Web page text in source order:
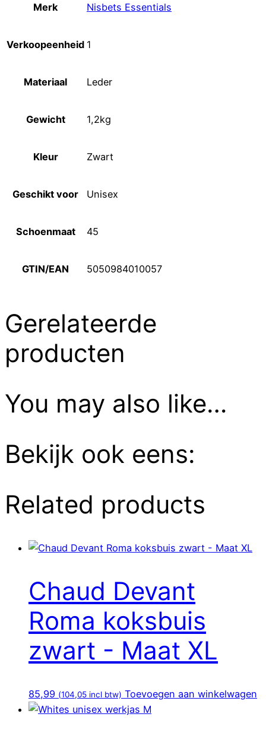
Merk Nisbets Essentials
Verkoopeenheid 1
Materiaal Leder
Gewicht 1,2kg
Kleur Zwart
Geschikt voor Unisex
Schoenmaat 45
GTIN/EAN 5050984010057
Gerelateerde
producten
You may also like…
Bekijk ook eens:
Related products
Chaud Devant
Roma koksbuis
zwart - Maat XL
85,99 (104,05 incl btw) Toevoegen aan winkelwagen